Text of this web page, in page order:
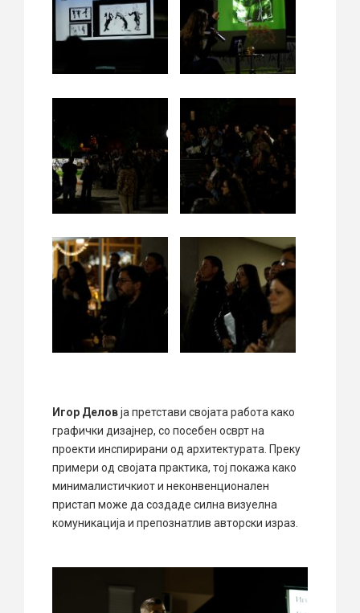
Игор Деловја претстави својата работа како
графички дизајнер, со посебен осврт на
проекти инспирирани од архитектурата. Преку
примери од својата практика, тој покажа како
минималистичкиот и неконвенционален
пристап може да создаде силна визуелна
комуникација и препознатлив авторски израз.